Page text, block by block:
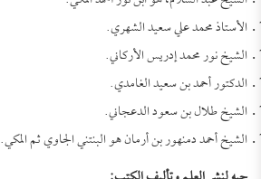
الأستاذ محمد علي سعيد الشهري.
الشيخ نور محمد إدريس الأركاني.
الدكتور أحمد بن سعيد الغامدي.
الشيخ طلال بن سعود الدعجاني.
الشيخ أحمد دمنهور بن أرمان هو البنتني الجاوي ثم المكي.